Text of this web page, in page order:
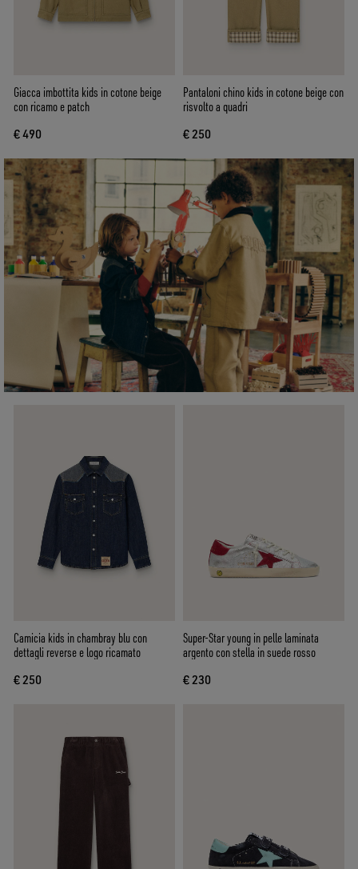
Giacca imbottita kids in cotone beige
con ricamo e patch
€ 490
Pantaloni chino kids in cotone beige con
risvolto a quadri
€ 250
Camicia kids in chambray blu con
dettagli reverse e logo ricamato
€ 250
Super-Star young in pelle laminata
argento con stella in suede rosso
€ 230